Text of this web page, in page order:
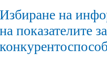
Избиране на
на показателите